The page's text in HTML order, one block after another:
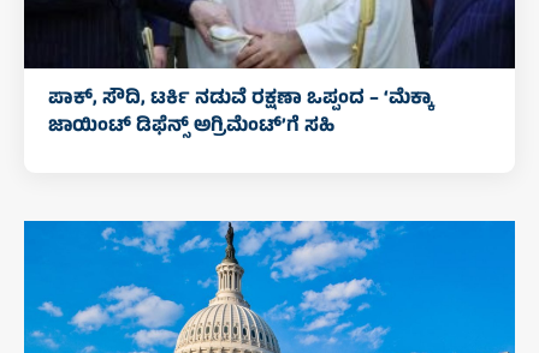
ಪಾಕ್, ಸೌದಿ, ಟರ್ಕಿ ನಡುವೆ ರಕ್ಷಣಾ ಒಪ್ಪಂದ – ‘ಮೆಕ್ಕಾ
ಜಾಯಿಂಟ್ ಡಿಫೆನ್ಸ್ ಅಗ್ರಿಮೆಂಟ್’ಗೆ ಸಹಿ